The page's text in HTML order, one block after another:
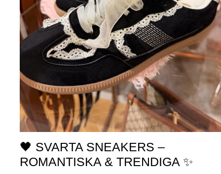
🖤 SVARTA SNEAKERS –
ROMANTISKA & TRENDIGA ✨